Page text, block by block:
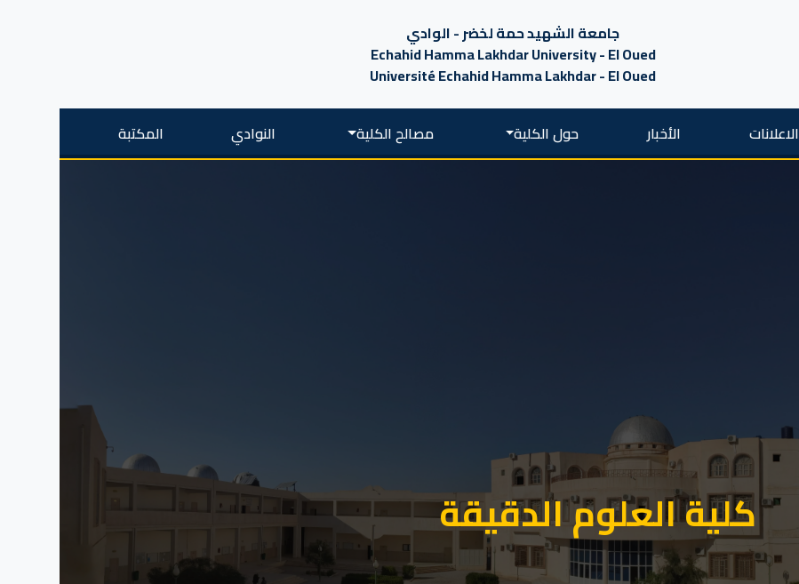
جامعة الشهيد حمة لخضر - الوادي
Echahid Hamma Lakhdar University - El Oued
Université Echahid Hamma Lakhdar - El Oued
الاعلانات الأخبار حول الكلية مصالح الكلية النوادي المكتبة
كلية العلوم الدقيقة